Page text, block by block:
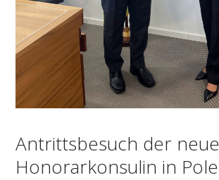
Antrittsbesuch der
Honorarkonsulin in